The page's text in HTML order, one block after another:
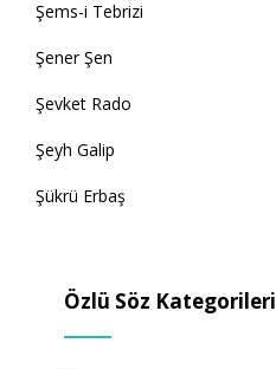
Şems-i Tebrizi
Şener Şen
Şevket Rado
Şeyh Galip
Şükrü Erbaş
Özlü Söz Kategorileri